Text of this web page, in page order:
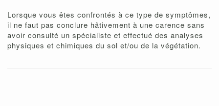
Lorsque vous êtes confrontés à ce type de symptômes,
il ne faut pas conclure hâtivement à une carence sans
avoir consulté un spécialiste et effectué des analyses
physiques et chimiques du sol et/ou de la végétation.